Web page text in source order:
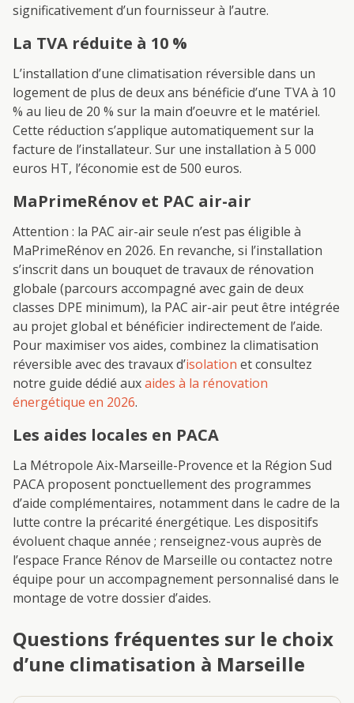
significativement d’un fournisseur à l’autre.
La TVA réduite à 10 %
L’installation d’une climatisation réversible dans un
logement de plus de deux ans bénéficie d’une TVA à 10
% au lieu de 20 % sur la main d’oeuvre et le matériel.
Cette réduction s’applique automatiquement sur la
facture de l’installateur. Sur une installation à 5 000
euros HT, l’économie est de 500 euros.
MaPrimeRénov et PAC air-air
Attention : la PAC air-air seule n’est pas éligible à
MaPrimeRénov en 2026. En revanche, si l’installation
s’inscrit dans un bouquet de travaux de rénovation
globale (parcours accompagné avec gain de deux
classes DPE minimum), la PAC air-air peut être intégrée
au projet global et bénéficier indirectement de l’aide.
Pour maximiser vos aides, combinez la climatisation
réversible avec des travaux d’isolation et consultez
notre guide dédié auxaides à la rénovation
énergétique en 2026.
Les aides locales en PACA
La Métropole Aix-Marseille-Provence et la Région Sud
PACA proposent ponctuellement des programmes
d’aide complémentaires, notamment dans le cadre de la
lutte contre la précarité énergétique. Les dispositifs
évoluent chaque année ; renseignez-vous auprès de
l’espace France Rénov de Marseille ou contactez notre
équipe pour un accompagnement personnalisé dans le
montage de votre dossier d’aides.
Questions fréquentes sur le choix
d’une climatisation à Marseille